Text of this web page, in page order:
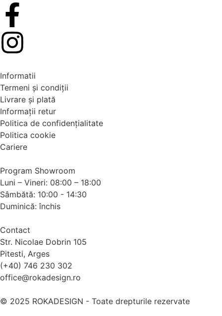
Informatii
Termeni și condiții
Livrare și plată
Informații retur
Politica de confidențialitate
Politica cookie
Cariere
Program Showroom
Luni – Vineri: 08:00 – 18:00
Sâmbătă: 10:00 - 14:30
Duminică: închis
Contact
Str. Nicolae Dobrin 105
Pitesti, Arges
(+40) 746 230 302
office@rokadesign.ro
© 2025 ROKADESIGN - Toate drepturile rezervate